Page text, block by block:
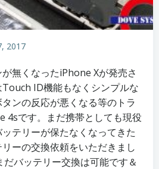
2017
無くなったiPhone Xが発売さ
ID機能もなくシンプルな
ンの反応が悪くなる等のトラ
4sです。まだ携帯としても現役
テリーが保たなくなってきた
ーの交換依頼をいただきまし
バッテリー交換は可能です＆